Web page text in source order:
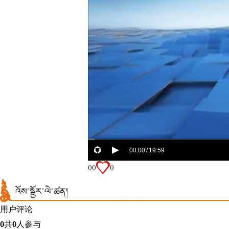
00:00/ 19:59
00
0
འོས་སྦྱོར་ལེ་ཚན།
用户评论
0共0人参与